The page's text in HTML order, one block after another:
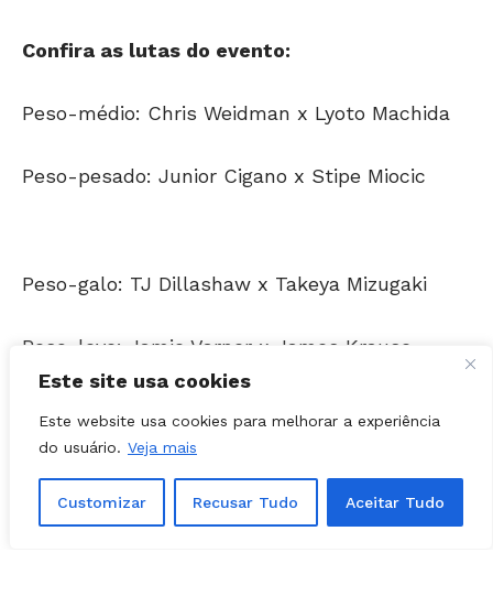
Este site usa cookies
Este website usa cookies para melhorar a experiência
do usuário. Veja mais
Customizar Recusar Tudo Aceitar Tudo
Peso-galo: Chris Holdsworth x Kyung Ho Kang
Pesos-leve: Michael Chiesa x Francisco
Massaranduba